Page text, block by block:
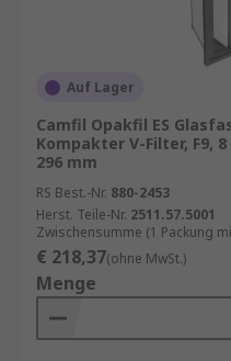
Auf Lager
Camfil Opakfil ES
Kompakter V-Filter, F9, 8
296 mm
RS Best.-Nr. 880-2453
Herst. Teile-Nr. 2511.57.5001
Zwischensumme (1 Packung
€ 218,37(ohne MwSt.)
Menge